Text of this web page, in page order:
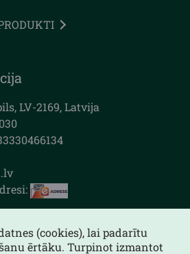
LV-2169, Latvija
(cookies), lai padarītu
ērtāku. Turpinot izmantot